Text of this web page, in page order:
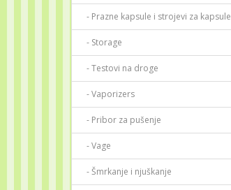
- Prazne kapsule i strojevi za kapsule
- Storage
- Testovi na droge
- Vaporizers
- Pribor za pušenje
- Vage
- Šmrkanje i njuškanje